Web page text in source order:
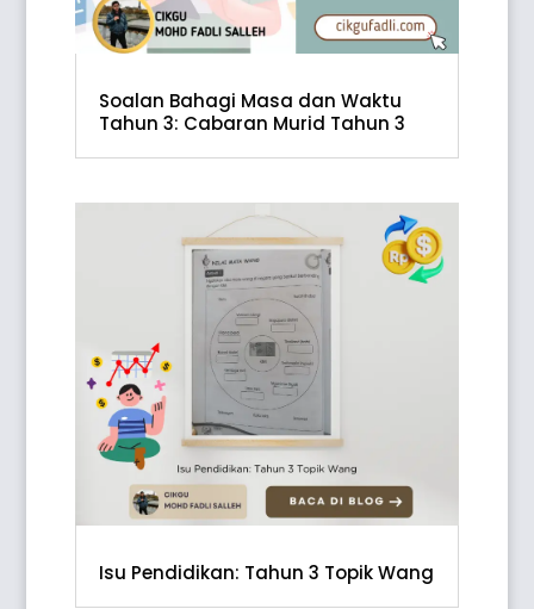
Soalan Bahagi Masa dan Waktu
Tahun 3: Cabaran Murid Tahun 3
Isu Pendidikan: Tahun 3 Topik Wang